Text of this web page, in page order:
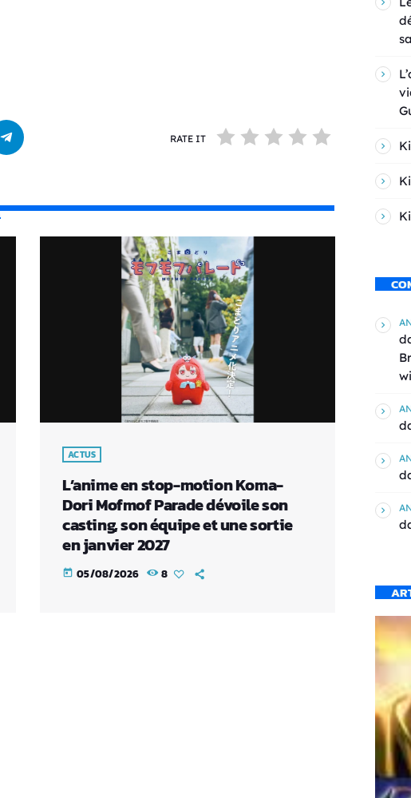
RATE IT
ACTUS
L’anime en stop-motion Koma-
Dori Mofmof Parade dévoile son
casting, son équipe et une sortie
en janvier 2027
today 05/08/2026 8